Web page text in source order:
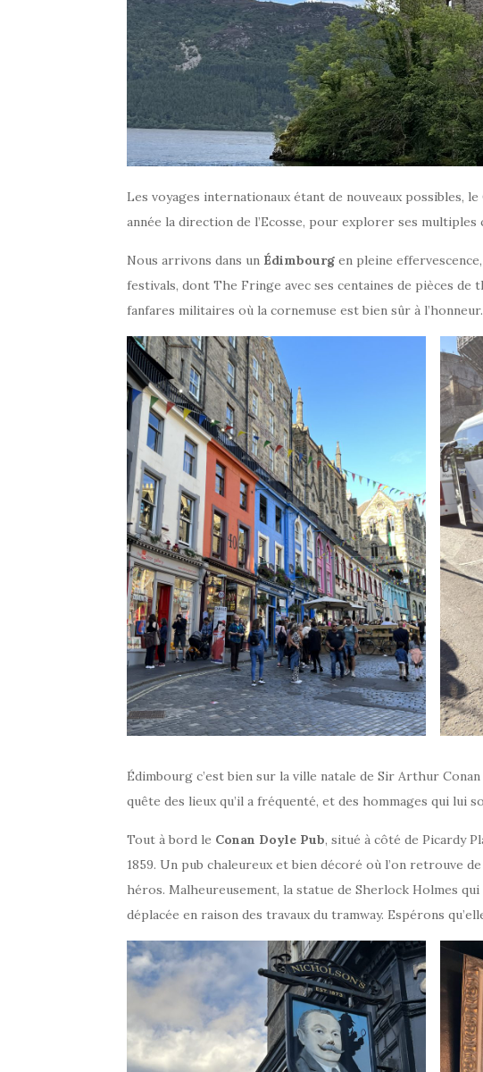
Les voyages internationaux étant de nouveaux possibles,
année la direction de l’Ecosse, pour explorer ses multiples
Nous arrivons dans un Édimbourg en pleine
festivals, dont The Fringe avec ses centaines de pièces de
fanfares militaires où la cornemuse est bien sûr à l’honneur.
Édimbourg c’est bien sur la ville natale de Sir Arthur
quête des lieux qu’il a fréquenté, et des hommages qui lui
Tout à bord le Conan Doyle Pub, situé à côté de Picardy
1859. Un pub chaleureux et bien décoré où l’on retrouve
héros. Malheureusement, la statue de Sherlock Holmes
déplacée en raison des travaux du tramway. Espérons